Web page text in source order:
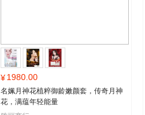
¥1980.00
名姵月神花植粹御龄嫩颜套，传奇月神
花，满蕴年轻能量